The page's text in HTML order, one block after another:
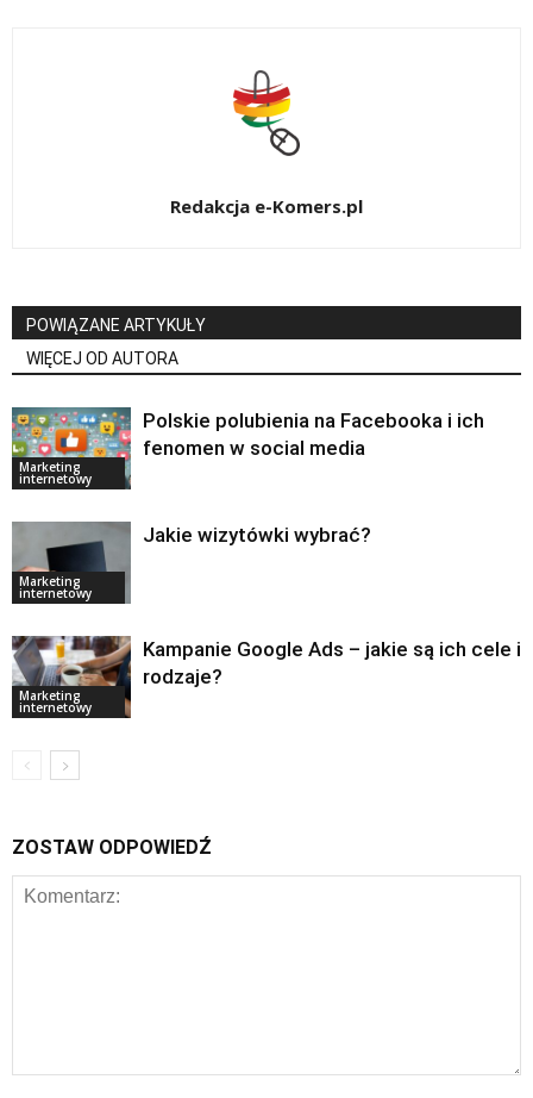
Redakcja e-Komers.pl
POWIĄZANE ARTYKUŁY
WIĘCEJ OD AUTORA
Marketing
internetowy
Polskie polubienia na Facebooka i ich
fenomen w social media
Marketing
internetowy
Jakie wizytówki wybrać?
Marketing
internetowy
Kampanie Google Ads – jakie są ich cele i
rodzaje?
ZOSTAW ODPOWIEDŹ